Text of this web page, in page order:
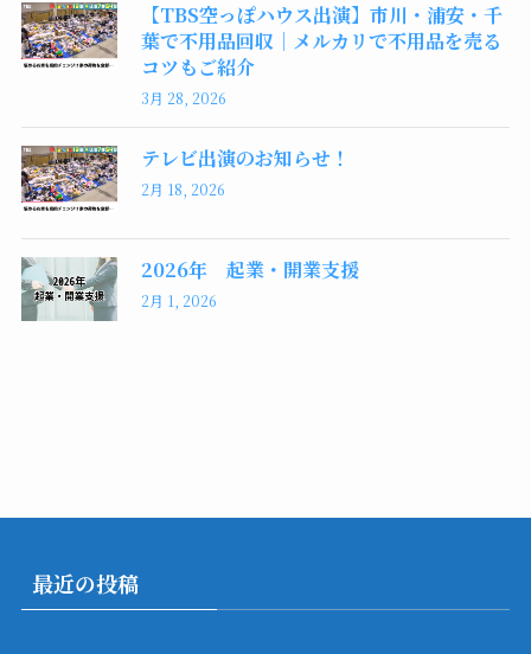
【TBS空っぽハウス出演】市川・浦安・千
葉で不用品回収｜メルカリで不用品を売る
コツもご紹介
3月 28, 2026
テレビ出演のお知らせ！
2月 18, 2026
2026年 起業・開業支援
2月 1, 2026
最近の投稿